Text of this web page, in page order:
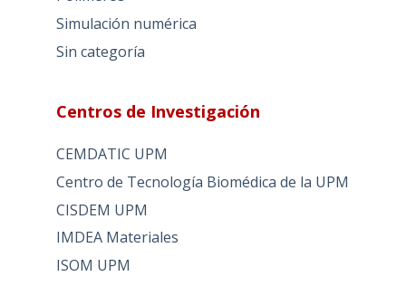
Simulación numérica
Sin categoría
Centros de Investigación
CEMDATIC UPM
Centro de Tecnología Biomédica de la UPM
CISDEM UPM
IMDEA Materiales
ISOM UPM